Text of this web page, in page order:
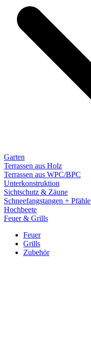
Garten
Terrassen aus Holz
Terrassen aus WPC/BPC
Unterkonstruktion
Sichtschutz & Zäune
Schneefangstangen + Pfähle
Hochbeete
Feuer & Grills
Feuer
Grills
Zubehör